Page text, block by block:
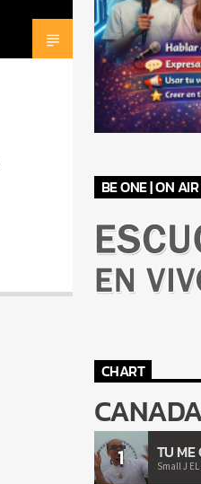
BE ONE | ON
CHART
1 TU ME
Small J EL